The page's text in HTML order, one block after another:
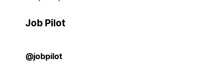
Job Pilot
@jobpilot